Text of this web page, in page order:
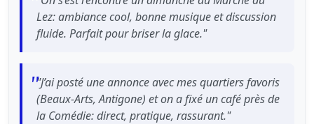
Lez: ambiance cool, bonne musique et discussion
fluide. Parfait pour briser la glace."
"J’ai posté une annonce avec mes quartiers favoris
(Beaux-Arts, Antigone) et on a fixé un café près de
la Comédie: direct, pratique, rassurant."